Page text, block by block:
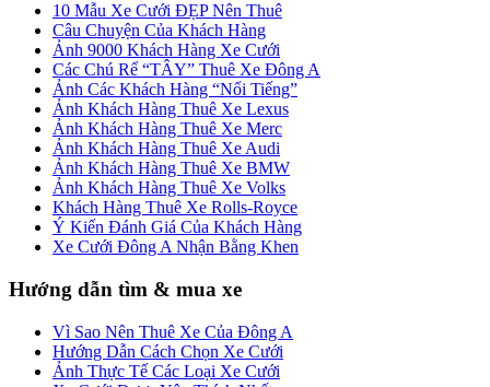
10 Mẫu Xe Cưới ĐẸP Nên Thuê
Câu Chuyện Của Khách Hàng
Ảnh 9000 Khách Hàng Xe Cưới
Các Chú Rể “TÂY” Thuê Xe Đông A
Ảnh Các Khách Hàng “Nổi Tiếng”
Ảnh Khách Hàng Thuê Xe Lexus
Ảnh Khách Hàng Thuê Xe Merc
Ảnh Khách Hàng Thuê Xe Audi
Ảnh Khách Hàng Thuê Xe BMW
Ảnh Khách Hàng Thuê Xe Volks
Khách Hàng Thuê Xe Rolls-Royce
Ý Kiến Đánh Giá Của Khách Hàng
Xe Cưới Đông A Nhận Bằng Khen
Hướng dẫn tìm & mua xe
Vì Sao Nên Thuê Xe Của Đông A
Hướng Dẫn Cách Chọn Xe Cưới
Ảnh Thực Tế Các Loại Xe Cưới